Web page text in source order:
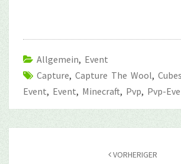
Allgemein, Event
Capture, Capture The Wool,
Event, Event, Minecraft, Pvp, Pvp-
VORHERIGER